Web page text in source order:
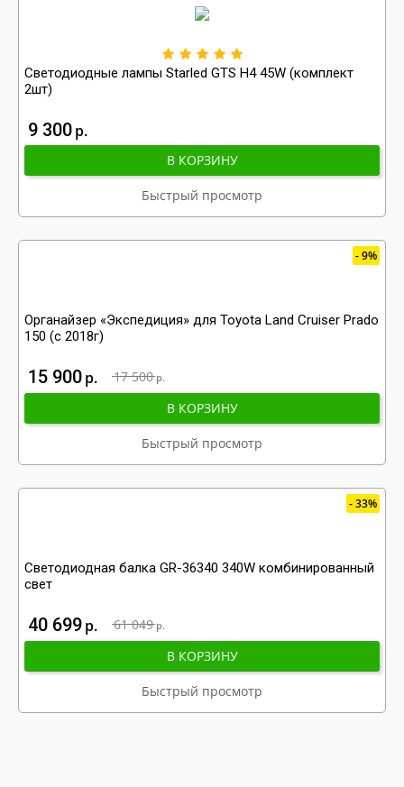
Светодиодные лампы Starled GTS H4 45W (комплект
2шт)
9 300р
В КОРЗИНУ
Быстрый просмотр
9%
Органайзер «Экспедиция» для Toyota Land Cruiser Prado
150 (с 2018г)
17 500 р
15 900р
В КОРЗИНУ
Быстрый просмотр
33%
Светодиодная балка GR-36340 340W комбинированный
свет
61 049 р
40 699р
В КОРЗИНУ
Быстрый просмотр